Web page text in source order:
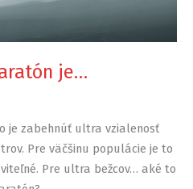
je…
je zabehnúť ultra vzialenosť
Pre väčšinu populácie je to
Pre ultra bežcov… aké to